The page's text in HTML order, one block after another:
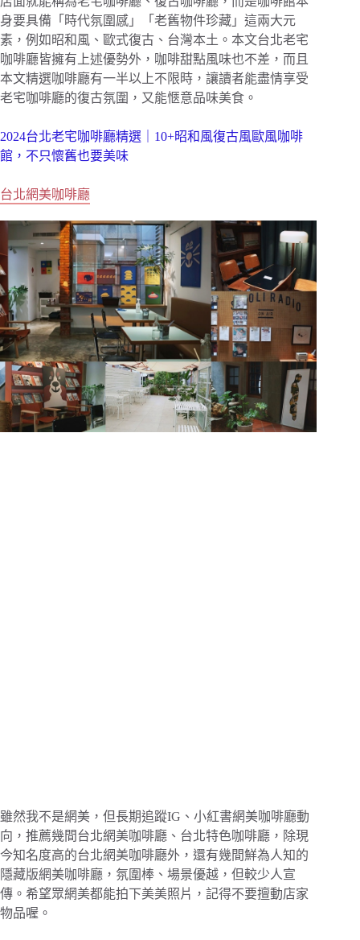
身要具備「時代氛圍感」「老舊物件珍藏」這兩大元
素，例如昭和風、歐式復古、台灣本土。本文台北老宅
咖啡廳皆擁有上述優勢外，咖啡甜點風味也不差，而且
本文精選咖啡廳有一半以上不限時，讓讀者能盡情享受
老宅咖啡廳的復古氛圍，又能愜意品味美食。
2024台北老宅咖啡廳精選｜10+昭和風復古風歐風咖啡
館，不只懷舊也要美味
台北網美咖啡廳
雖然我不是網美，但長期追蹤IG、小紅書網美咖啡廳動
向，推薦幾間台北網美咖啡廳、台北特色咖啡廳，除現
今知名度高的台北網美咖啡廳外，還有幾間鮮為人知的
隱藏版網美咖啡廳，氛圍棒、場景優越，但較少人宣
傳。希望眾網美都能拍下美美照片，記得不要擅動店家
物品喔。